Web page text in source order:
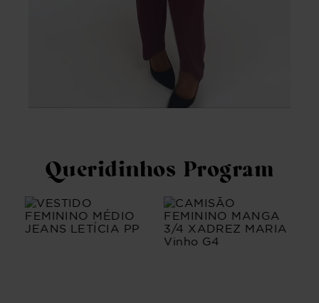
Queridinhos Program